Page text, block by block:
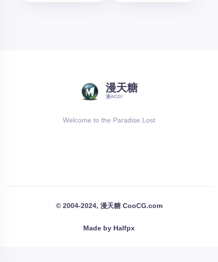
漫天糖
漫ACG!
Welcome to the Paradise Lost
© 2004-2024, 漫天糖 CooCG.com
Made by Halfpx